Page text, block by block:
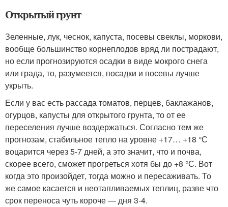
Открытый грунт
Зеленные, лук, чеснок, капуста, посевы свеклы, моркови,
вообще большинство корнеплодов вряд ли пострадают,
но если прогнозируются осадки в виде мокрого снега
или града, то, разумеется, посадки и посевы лучше
укрыть.
Если у вас есть рассада томатов, перцев, баклажанов,
огурцов, капусты для открытого грунта, то от ее
переселения лучше воздержаться. Согласно тем же
прогнозам, стабильное тепло на уровне +17… +18 °С
воцарится через 5-7 дней, а это значит, что и почва,
скорее всего, сможет прогреться хотя бы до +8 °С. Вот
когда это произойдет, тогда можно и пересаживать. То
же самое касается и неотапливаемых теплиц, разве что
срок переноса чуть короче — дня 3-4.